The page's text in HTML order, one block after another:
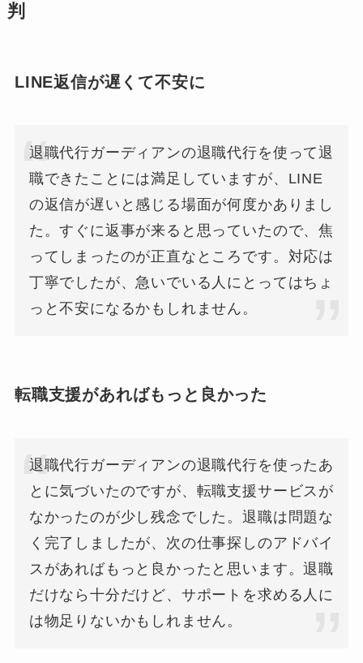
判
LINE返信が遅くて不安に
退職代行ガーディアンの退職代行を使って退
職できたことには満足していますが、LINE
の返信が遅いと感じる場面が何度かありまし
た。すぐに返事が来ると思っていたので、焦
ってしまったのが正直なところです。対応は
丁寧でしたが、急いでいる人にとってはちょ
っと不安になるかもしれません。
転職支援があればもっと良かった
退職代行ガーディアンの退職代行を使ったあ
とに気づいたのですが、転職支援サービスが
なかったのが少し残念でした。退職は問題な
く完了しましたが、次の仕事探しのアドバイ
スがあればもっと良かったと思います。退職
だけなら十分だけど、サポートを求める人に
は物足りないかもしれません。